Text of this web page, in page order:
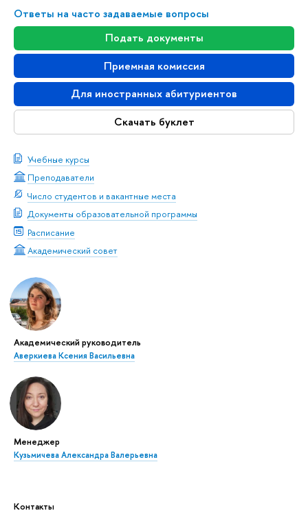
Ответы на часто задаваемые вопросы
Подать документы
Приемная комиссия
Для иностранных абитуриентов
Скачать буклет
Учебные курсы
Преподаватели
Число студентов и вакантные места
Документы образовательной программы
Расписание
Академический совет
Академический руководитель
Аверкиева Ксения Васильевна
Менеджер
Кузьмичева Александра Валерьевна
Контакты